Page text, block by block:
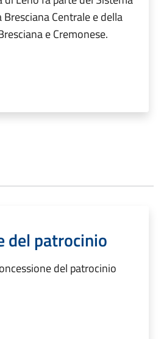
Centrale e della
e Cremonese.
del patrocinio
del patrocinio